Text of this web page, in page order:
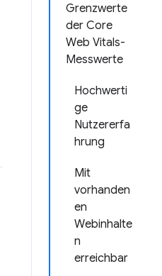
Grenzwerte
der Core
Web Vitals-
Messwerte
Hochwerti
ge
Nutzererfa
hrung
Mit
vorhanden
en
Webinhalte
n
erreichbar